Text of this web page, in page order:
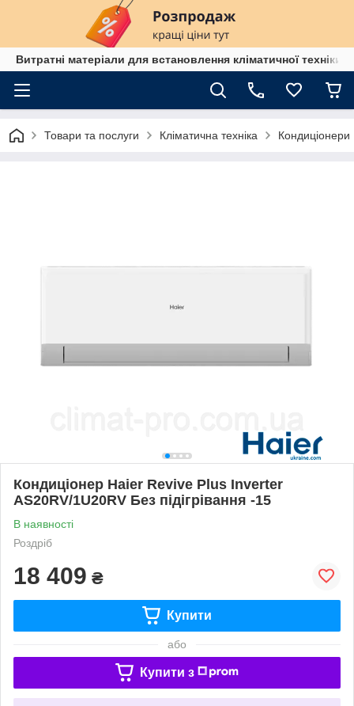
Витратні матеріали для встановлення кліматичної техніки
Товари та послуги Кліматична техніка Кондиціонери
Кондиціонер Haier Revive Plus Inverter
AS20RV/1U20RV Без підігрівання -15
В наявності
Роздріб
18 409 ₴
Купити
або
Купити з